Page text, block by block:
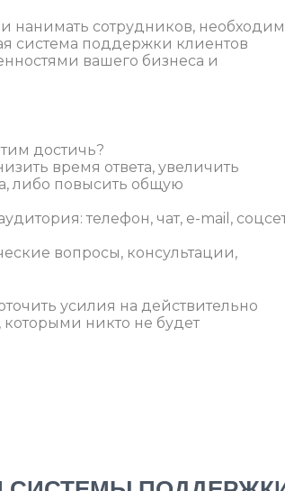
нанимать сотрудников,
система поддержки клиентов
вашего бизнеса и
достичь?
время ответа, увеличить
либо повысить общую
телефон, чат, e-mail,
вопросы, консультации,
усилия на действительно
никто не будет